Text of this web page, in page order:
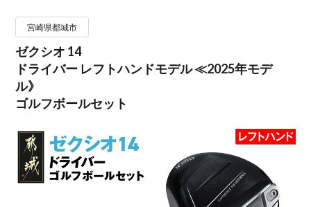
宮崎県都城市
ゼクシオ 14
ドライバー レフトハンドモデル ≪2025年モデ
ル》
ゴルフボールセット